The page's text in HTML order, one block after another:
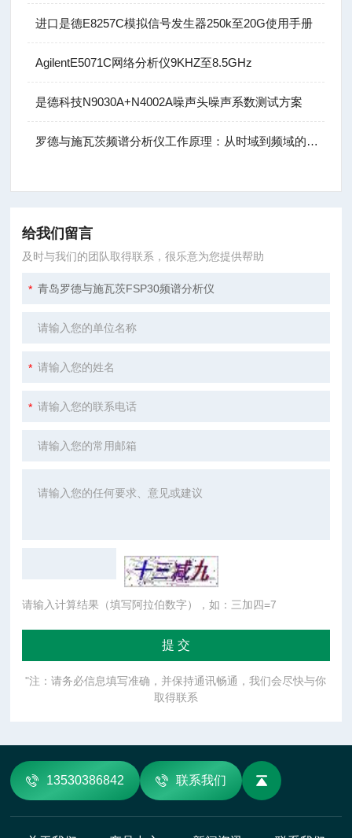
进口是德E8257C模拟信号发生器250k至20G使用手册
AgilentE5071C网络分析仪9KHZ至8.5GHz
是德科技N9030A+N4002A噪声头噪声系数测试方案
罗德与施瓦茨频谱分析仪工作原理：从时域到频域的转换
给我们留言
及时与我们的团队取得联系，很乐意为您提供帮助
请输入计算结果（填写阿拉伯数字），如：三加四=7
"注：请务必信息填写准确，并保持通讯畅通，我们会尽快与你
取得联系
13530386842 联系我们